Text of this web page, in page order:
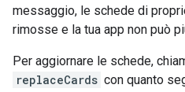
messaggio, le schede di
rimosse e la tua app non può
Per aggiornare le schede,
replaceCards con quanto